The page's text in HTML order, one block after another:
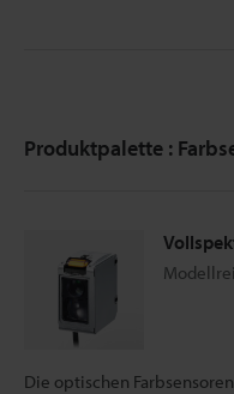
Produktpalette :
Die optischen